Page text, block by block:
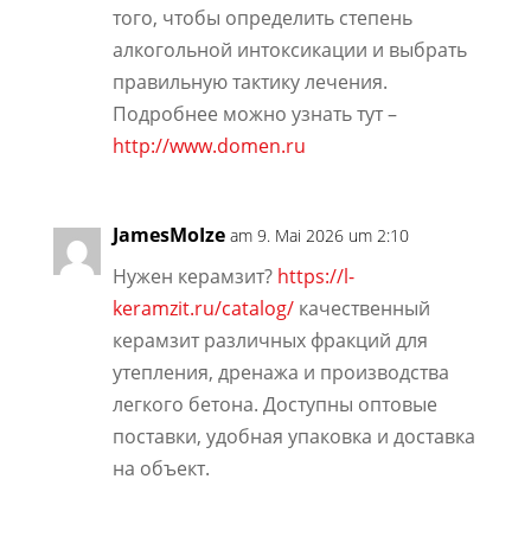
того, чтобы определить степень
алкогольной интоксикации и выбрать
правильную тактику лечения.
Подробнее можно узнать тут –
http://www.domen.ru
JamesMoIze am 9. Mai 2026 um 2:10
Нужен керамзит? https://l-
keramzit.ru/catalog/качественный
керамзит различных фракций для
утепления, дренажа и производства
легкого бетона. Доступны оптовые
поставки, удобная упаковка и доставка
на объект.